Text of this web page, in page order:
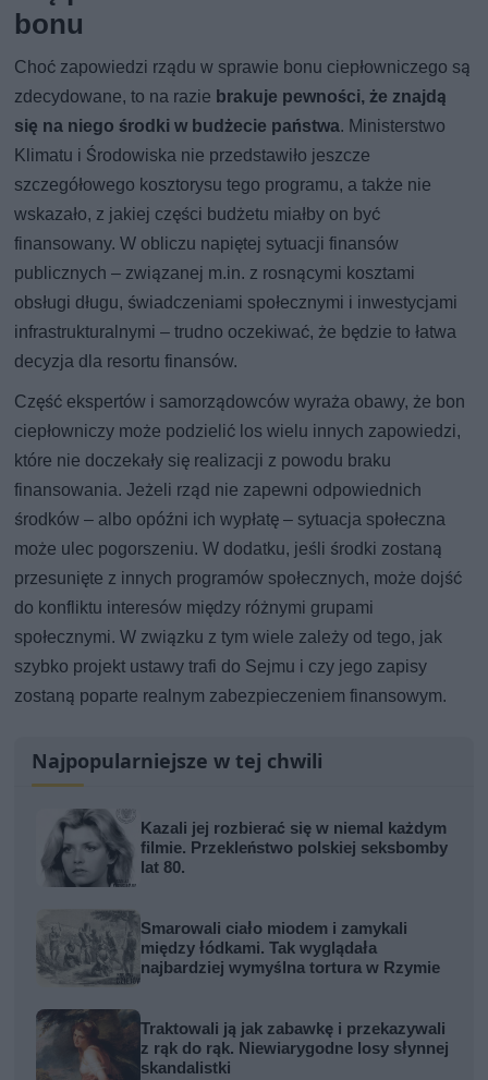
bonu
Choć zapowiedzi rządu w sprawie bonu ciepłowniczego są
zdecydowane, to na razie brakuje pewności, że znajdą
się na niego środki w budżecie państwa. Ministerstwo
Klimatu i Środowiska nie przedstawiło jeszcze
szczegółowego kosztorysu tego programu, a także nie
wskazało, z jakiej części budżetu miałby on być
finansowany. W obliczu napiętej sytuacji finansów
publicznych – związanej m.in. z rosnącymi kosztami
obsługi długu, świadczeniami społecznymi i inwestycjami
infrastrukturalnymi – trudno oczekiwać, że będzie to łatwa
decyzja dla resortu finansów.
Część ekspertów i samorządowców wyraża obawy, że bon
ciepłowniczy może podzielić los wielu innych zapowiedzi,
które nie doczekały się realizacji z powodu braku
finansowania. Jeżeli rząd nie zapewni odpowiednich
środków – albo opóźni ich wypłatę – sytuacja społeczna
może ulec pogorszeniu. W dodatku, jeśli środki zostaną
przesunięte z innych programów społecznych, może dojść
do konfliktu interesów między różnymi grupami
społecznymi. W związku z tym wiele zależy od tego, jak
szybko projekt ustawy trafi do Sejmu i czy jego zapisy
zostaną poparte realnym zabezpieczeniem finansowym.
Najpopularniejsze w tej chwili
Kazali jej rozbierać się w niemal każdym
filmie. Przekleństwo polskiej seksbomby
lat 80.
Smarowali ciało miodem i zamykali
między łódkami. Tak wyglądała
najbardziej wymyślna tortura w Rzymie
Traktowali ją jak zabawkę i przekazywali
z rąk do rąk. Niewiarygodne losy słynnej
skandalistki